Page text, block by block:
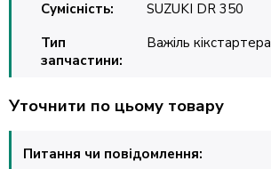
Сумісність:
SUZUKI DR 350
Тип
запчастини:
Важіль кікстартера
Уточнити по цьому товару
Питання чи повідомлення: